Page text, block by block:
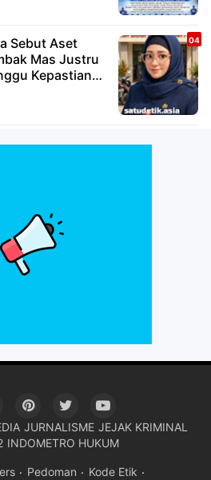
Sebut Aset
Mas Justru
Kepastian
JURNALISME JEJAK KRIMINAL
INDOMETRO HUKUM
Pedoman Kode Etik